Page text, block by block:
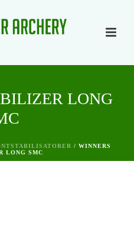
LONG
/ WINNERS
LONG SMC